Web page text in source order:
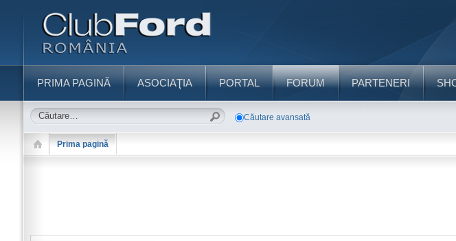
PRIMA PAGINĂ ASOCIAŢIA PORTAL FORUM PARTENERI
Căutare avansată
Prima pagină